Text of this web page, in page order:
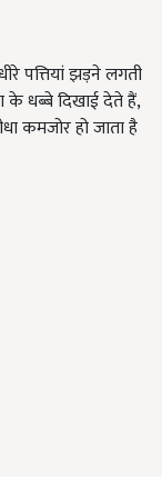
पत्तियां झड़ने लगती
के धब्बे दिखाई देते हैं,
कमजोर हो जाता है